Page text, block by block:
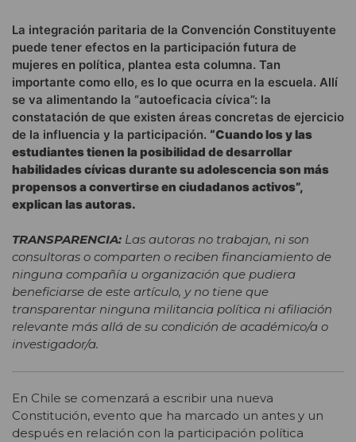
La integración paritaria de la Convención Constituyente
puede tener efectos en la participación futura de
mujeres en política, plantea esta columna. Tan
importante como ello, es lo que ocurra en la escuela. Allí
se va alimentando la “autoeficacia cívica”: la
constatación de que existen áreas concretas de ejercicio
de la influencia y la participación. “Cuando los y las
estudiantes tienen la posibilidad de desarrollar
habilidades cívicas durante su adolescencia son más
propensos a convertirse en ciudadanos activos”,
explican las autoras.
TRANSPARENCIA: Las autoras no trabajan, ni son
consultoras o comparten o reciben financiamiento de
ninguna compañía u organización que pudiera
beneficiarse de este artículo, y no tiene que
transparentar ninguna militancia política ni afiliación
relevante más allá de su condición de académico/a o
investigador/a.
En Chile se comenzará a escribir una nueva
Constitución, evento que ha marcado un antes y un
después en relación con la participación política